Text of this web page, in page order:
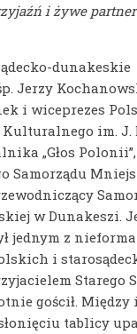
i żywe
dunakeskie
Jerzy
i wiceprezes
im. J.
„Głos
Samorządu
w Dunakeszi.
jednym z
i
Starego
gościł.
tablicy